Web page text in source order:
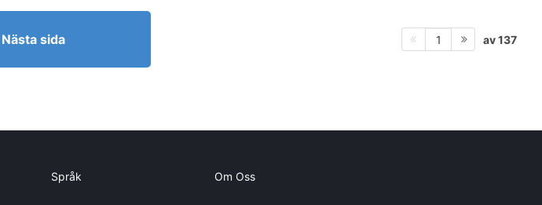
Nästa sida 1 av 137
Språk Om Oss